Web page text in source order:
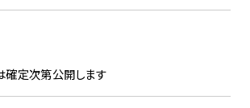
確定次第公開します